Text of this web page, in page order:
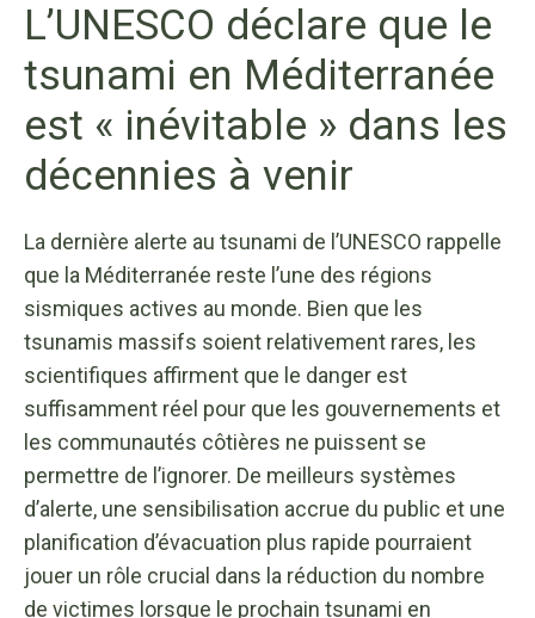
L’UNESCO déclare que le
tsunami en Méditerranée
est « inévitable » dans les
décennies à venir
La dernière alerte au tsunami de l’UNESCO rappelle
que la Méditerranée reste l’une des régions
sismiques actives au monde. Bien que les
tsunamis massifs soient relativement rares, les
scientifiques affirment que le danger est
suffisamment réel pour que les gouvernements et
les communautés côtières ne puissent se
permettre de l’ignorer. De meilleurs systèmes
d’alerte, une sensibilisation accrue du public et une
planification d’évacuation plus rapide pourraient
jouer un rôle crucial dans la réduction du nombre
de victimes lorsque le prochain tsunami en